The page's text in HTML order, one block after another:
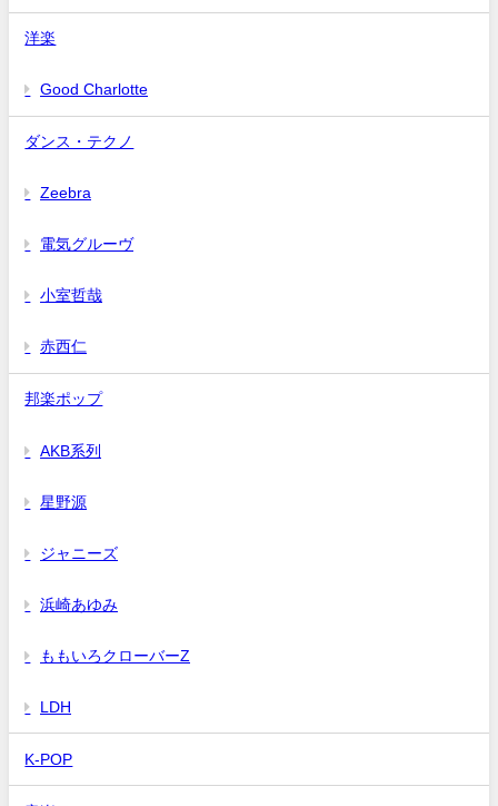
洋楽
Good Charlotte
ダンス・テクノ
Zeebra
電気グルーヴ
小室哲哉
赤西仁
邦楽ポップ
AKB系列
星野源
ジャニーズ
浜崎あゆみ
ももいろクローバーZ
LDH
K-POP